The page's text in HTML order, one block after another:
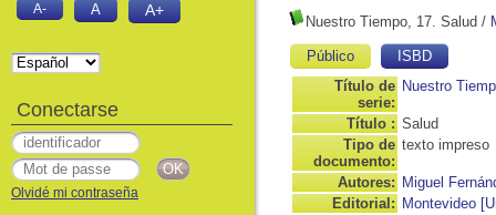
Nuestro Tiempo, 17. Salud /
Público
ISBD
Título de
serie:
Nuestro
Título : Salud
Tipo de
documento:
texto impreso
Autores: Miguel
Editorial: Montevideo
A- A A+
Conectarse
Olvidé mi contraseña